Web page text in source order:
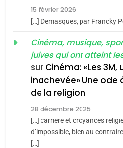
«Tu
ISRAÉL
15 février 2026
[…] Demasques, par Francky
Cinéma, musique,
juives qui ont atteint
sur Cinéma: «Les 3M,
inachevée» Une ode
de la religion
28 décembre 2025
[…] carrière et croyances
d’impossible, bien au
[…]
FIÈRE,
MA
Zrihen-
ISRAÉL
CE QUI